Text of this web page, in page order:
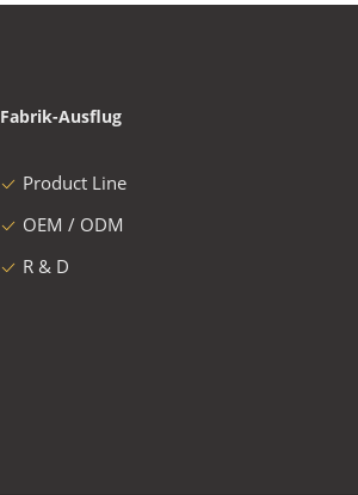
Fabrik-Ausflug
Product Line
OEM / ODM
R & D